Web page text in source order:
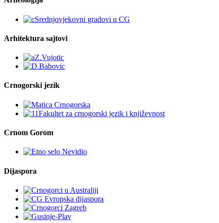
Arhitektura sajtovi
Crnogorski jezik
Crnom Gorom
Dijaspora